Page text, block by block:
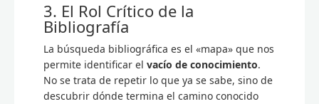
3. El Rol Crítico de la
Bibliografía
La búsqueda bibliográfica es el «mapa» que nos
permite identificar el vacío de conocimiento.
No se trata de repetir lo que ya se sabe, sino de
descubrir dónde termina el camino conocido